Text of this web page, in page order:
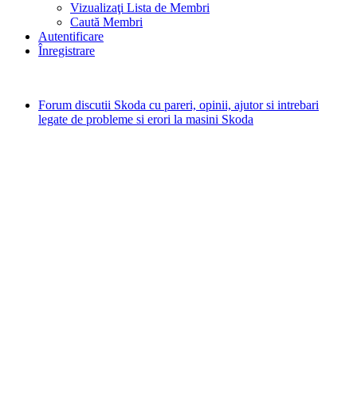
Vizualizaţi Lista de Membri
Caută Membri
Autentificare
Înregistrare
Forum discutii Skoda cu pareri, opinii, ajutor si intrebari
legate de probleme si erori la masini Skoda